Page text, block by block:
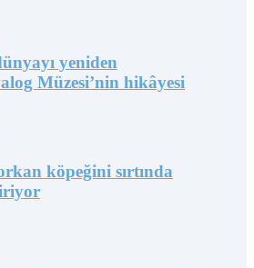
yeniden
Müzesi’nin hikâyesi
köpeğini sırtında